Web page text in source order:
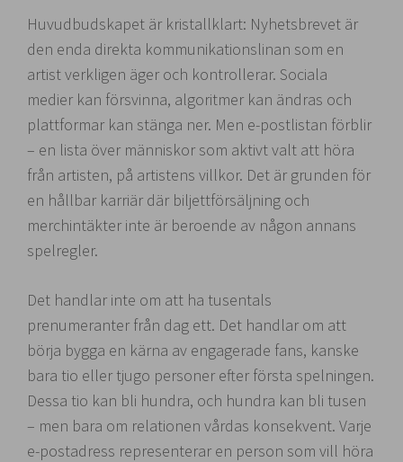
Huvudbudskapet är kristallklart: Nyhetsbrevet är
den enda direkta kommunikationslinan som en
artist verkligen äger och kontrollerar. Sociala
medier kan försvinna, algoritmer kan ändras och
plattformar kan stänga ner. Men e-postlistan förblir
– en lista över människor som aktivt valt att höra
från artisten, på artistens villkor. Det är grunden för
en hållbar karriär där biljettförsäljning och
merchintäkter inte är beroende av någon annans
spelregler.
Det handlar inte om att ha tusentals
prenumeranter från dag ett. Det handlar om att
börja bygga en kärna av engagerade fans, kanske
bara tio eller tjugo personer efter första spelningen.
Dessa tio kan bli hundra, och hundra kan bli tusen
– men bara om relationen vårdas konsekvent. Varje
e-postadress representerar en person som vill höra